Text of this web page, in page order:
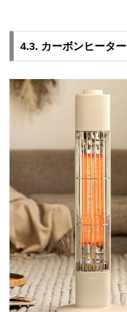
4.3. カーボンヒーター